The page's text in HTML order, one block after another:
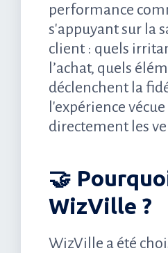
performance
s'appuyant sur la
client : quels
l’achat, quels
déclenchent la
l'expérience
directement les
🤝
WizVille ?
WizVille a été